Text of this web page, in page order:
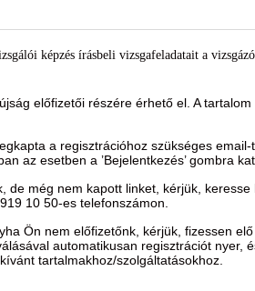
képzés írásbeli vizsgafeladatait a
előfizetői részére érhető el. A
a regisztrációhoz szükséges
az esetben a ’Bejelentkezés’ gombra
de még nem kapott linket, kérjük,
10 50-es telefonszámon.
Ön nem előfizetőnk, kérjük, fizessen
automatikusan regisztrációt nyer,
tartalmakhoz/szolgáltatásokhoz.